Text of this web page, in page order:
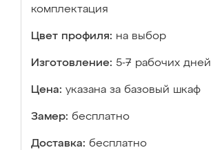
комплектация
Цвет профиля: на выбор
Изготовление: 5-7 рабочих дней
Цена: указана за базовый шкаф
Замер: бесплатно
Доставка: бесплатно